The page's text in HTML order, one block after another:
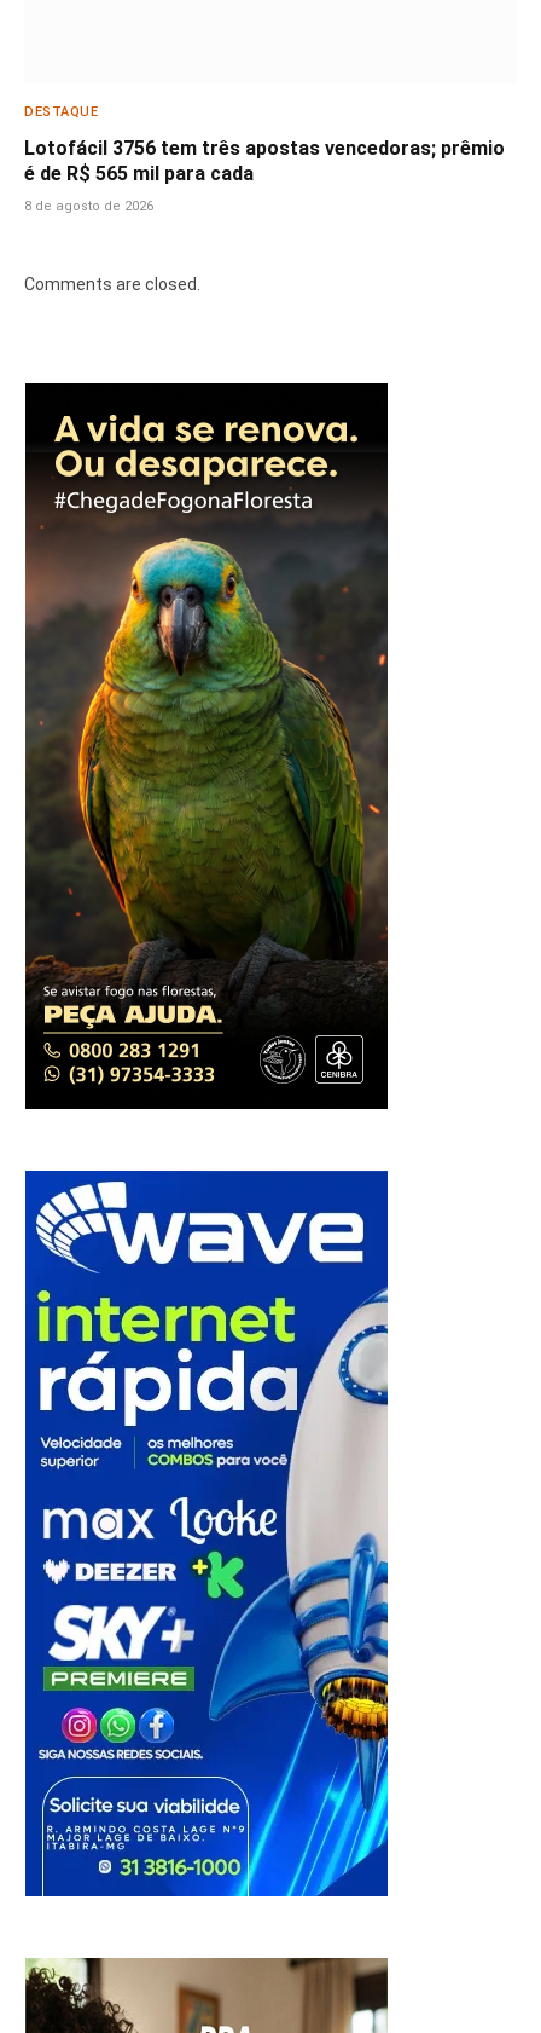
DESTAQUE
Lotofácil 3756 tem três apostas vencedoras; prêmio
é de R$ 565 mil para cada
8 de agosto de 2026
Comments are closed.